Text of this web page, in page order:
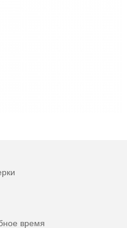
время